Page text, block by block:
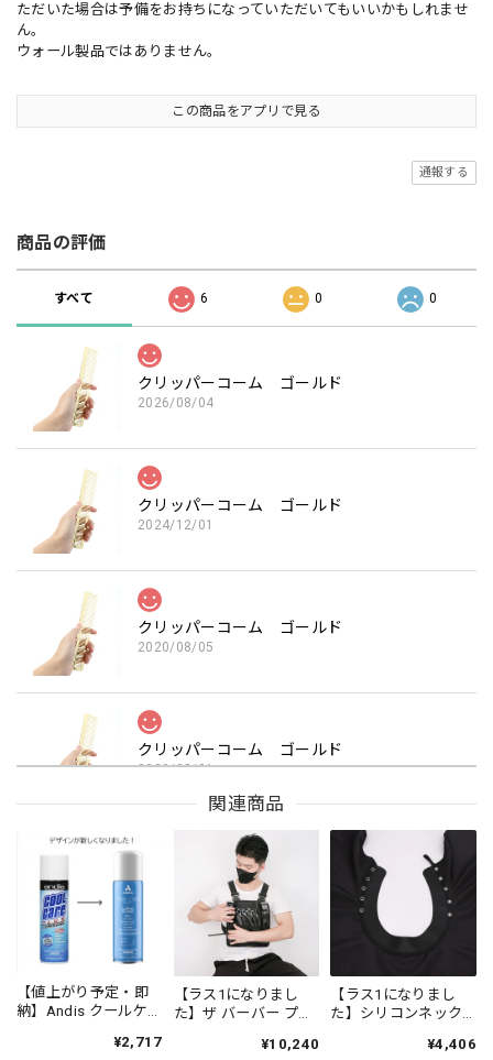
ただいた場合は予備をお持ちになっていただいてもいいかもしれませ
ん。
ウォール製品ではありません。
この商品をアプリで見る
通報する
商品の評価
すべて 6 0 0
クリッパーコーム ゴールド
2026/08/04
クリッパーコーム ゴールド
2024/12/01
クリッパーコーム ゴールド
2020/08/05
クリッパーコーム ゴールド
2020/08/01
クリッパーコーム ゴールド
クリッパーコーム ゴールド
2020/07/20
関連商品
【値上がり予定・即
納】Andis クールケア
¥2,717
【ラス1になりまし
た】ザ バーバー プロ
ストギアホルスター
¥10,240
【ラス1になりまし
た】シリコンネック
ケープ プレーンブラ
¥4,406